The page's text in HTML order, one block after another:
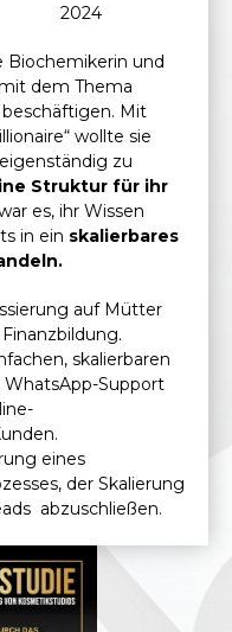
2024
Biochemikerin und
dem Thema
Mit
wollte sie
zu
Struktur für ihr
es, ihr Wissen
in ein skalierbares
auf Mütter
skalierbaren
Support
eines
der Skalierung
abzuschließen.